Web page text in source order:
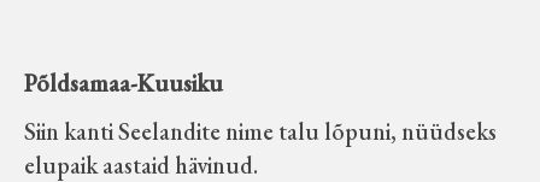
Põldsamaa-Kuusiku
Siin kanti Seelandite nime talu lõpuni, nüüdseks
elupaik aastaid hävinud.